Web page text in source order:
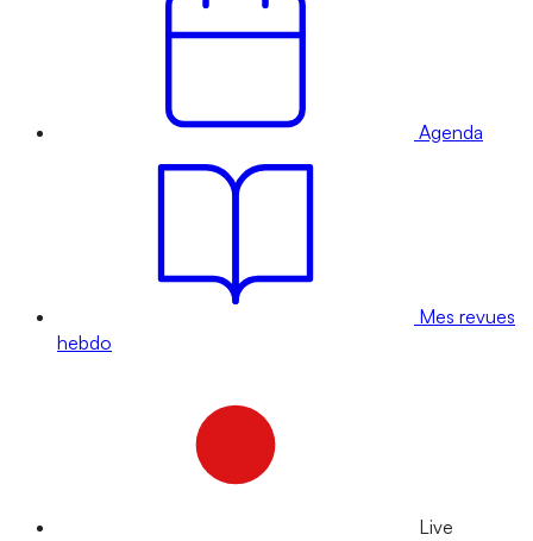
Agenda
Mes revues
hebdo
Live